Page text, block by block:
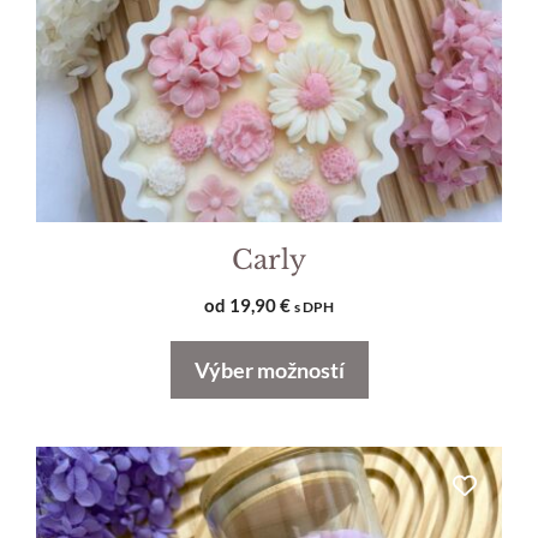
Carly
od 19,90€ s DPH
Výber možností
môžete
vybrať
na
stránke
produktu.
Tento
produkt
má